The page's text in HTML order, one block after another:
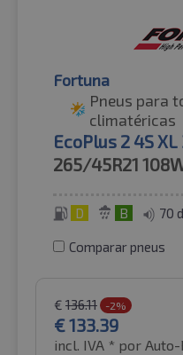
Fortuna
Pneus para
climatéricas
EcoPlus 2 4S XL
265/45R21
D B 70
Comparar pneus
€ 136.11 -2%
€133.39
incl. IVA * por Auto-